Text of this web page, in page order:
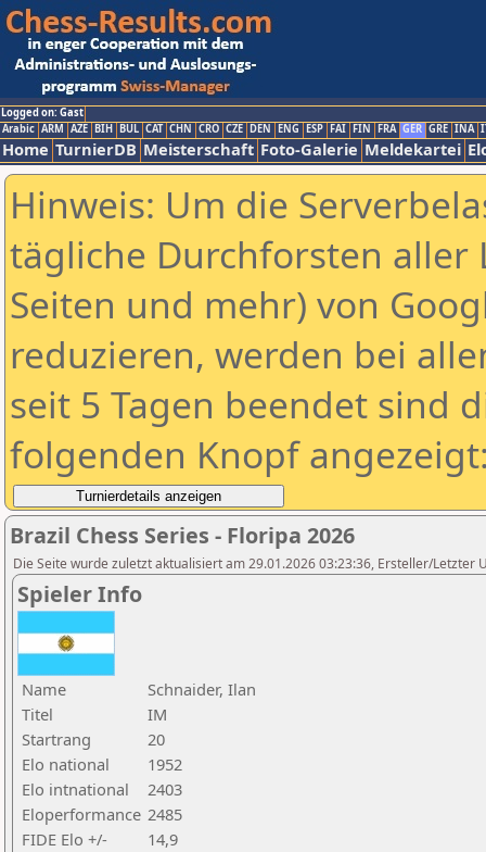
Logged on: Gast
Arabic ARM AZE BIH BUL CAT CHN CRO CZE DEN ENG ESP FAI FIN FRA GER GRE INA
Home TurnierDB Meisterschaft Foto-Galerie Meldekartei
Hinweis: Um die
tägliche Durchforsten aller
Seiten und mehr) von
reduzieren, werden bei
seit 5 Tagen beendet sind
folgenden Knopf
Brazil Chess Series - Floripa 2026
Die Seite wurde zuletzt aktualisiert am 29.01.2026 03:23:36, Ersteller/Letzter
Spieler Info
Name
Schnaider, Ilan
Titel
IM
Startrang
20
Elo national
1952
Elo intnational
2403
Eloperformance 2485
FIDE Elo +/-
14,9